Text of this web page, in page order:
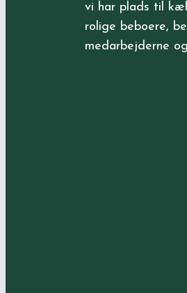
vi har plads til
rolige beboere,
medarbejderne